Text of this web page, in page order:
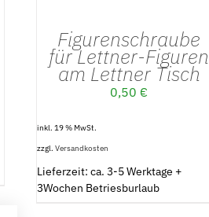
Figurenschraube
für Lettner-Figuren
am Lettner Tisch
0,50 €
inkl. 19 % MwSt.
zzgl. Versandkosten
Lieferzeit: ca. 3-5 Werktage +
3Wochen Betriesburlaub